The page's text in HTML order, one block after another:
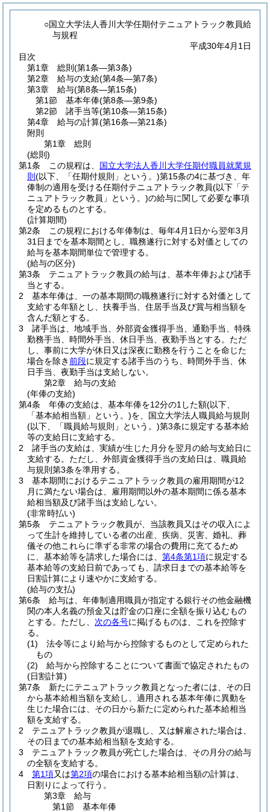
○国立大学法人香川大学任期付テニュアトラック教員給
与規程
平成30年4月1日
目次
第1章
総則 (第1条―第3条)
第2章
給与の支給(第4条―第7条)
第3章
給与(第8条―第15条)
第1節
基本年俸(第8条―第9条)
第2節
諸手当等(第10条―第15条)
第4章
給与の計算(第16条―第21条)
附則
第1章
総則
(総則)
第1条
この規程は、 国立大学法人香川大学任期付職員就業規
則 (以下、「任期付規則」という。)第15条の4に基づき、年
俸制の適用を受ける任期付テニュアトラック教員(以下「テ
ニュアトラック教員」という。)の給与に関して必要な事項
を定めるものとする。
(計算期間)
第2条
この規程における年俸制は、毎年4月1日から翌年3月
31日までを基本期間とし、職務遂行に対する対価としての
給与を基本期間単位で管理する。
(給与の区分)
第3条
テニュアトラック教員の給与は、基本年俸および諸手
当とする。
2
基本年俸は、一の基本期間の職務遂行に対する対価として
支給する年額とし、扶養手当、住居手当及び賞与相当額を
含んだ額とする。
3
諸手当は、地域手当、外部資金獲得手当、通勤手当、特殊
勤務手当、時間外手当、休日手当、夜勤手当とする。 ただ
し、事前に大学が休日又は深夜に勤務を行うことを命じた
場合を除き前段に規定する諸手当のうち、時間外手当、休
日手当、夜勤手当は支給しない。
第2章
給与の支給
(年俸の支給)
第4条
年俸の支給は、基本年俸を12分の1した額(以下、
「基本給相当額」という。)を、国立大学法人職員給与規則
(以下、「職員給与規則」という。)第3条に規定する基本給
等の支給日に支給する。
2
諸手当の支給は、実績が生じた月分を翌月の給与支給日に
支給する。 ただし、外部資金獲得手当の支給日は、職員給
与規則第3条を準用する。
3
基本期間におけるテニュアトラック教員の雇用期間が12
月に満たない場合は、雇用期間以外の基本期間に係る基本
給相当額及び諸手当は支給しない。
(非常時払い)
第5条
テニュアトラック教員が、当該教員又はその収入によ
って生計を維持している者の出産、疾病、災害、婚礼、葬
儀その他これらに準ずる非常の場合の費用に充てるため
に、基本給等を請求した場合には、 第4条第1項に規定する
基本給等の支給日前であっても、請求日までの基本給等を
日割計算により速やかに支給する。
(給与の支払)
第6条
給与は、年俸制適用職員が指定する銀行その他金融機
関の本人名義の預金又は貯金の口座に全額を振り込むもの
とする。 ただし、 次の各号に掲げるものは、これを控除す
る。
(1)
法令等により給与から控除するものとして定められた
もの
(2)
給与から控除することについて書面で協定されたもの
(日割計算)
第7条
新たにテニュアトラック教員となった者には、その日
から基本給相当額を支給し、適用される基本年俸に異動を
生じた場合には、その日から新たに定められた基本給相当
額を支給する。
2
テニュアトラック教員が退職し、又は解雇された場合は、
その日までの基本給相当額を支給する。
3
テニュアトラック教員が死亡した場合は、その月分の給与
の全額を支給する。
4
第1項又は第2項の場合における基本給相当額の計算は、
日割りによって行う。
第3章
給与
第1節
基本年俸